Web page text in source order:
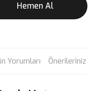
Hemen Al
Yorumları Önerileriniz